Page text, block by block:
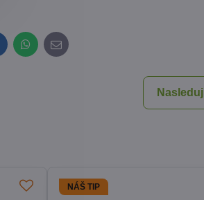
WhatsApp
E-
mail
NÁŠ TIP